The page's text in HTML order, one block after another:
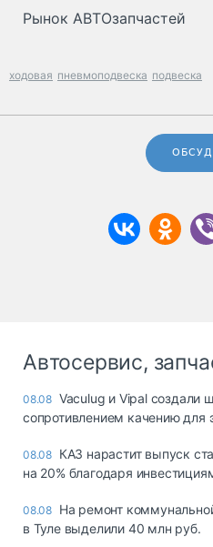
Рынок АВТОзапчастей
ходовая пневмоподвеска подвеска
Автосервис,
08.08 Vaculug и Vipal создали
сопротивлением качению для
08.08 КАЗ нарастит выпуск
на 20% благодаря
08.08 На ремонт
в Туле выделили 40 млн руб.